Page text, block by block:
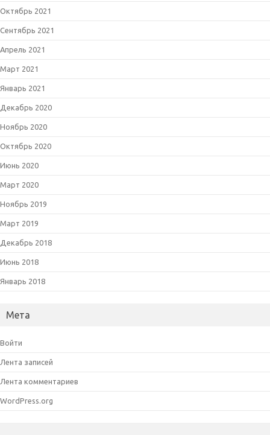
Октябрь 2021
Сентябрь 2021
Апрель 2021
Март 2021
Январь 2021
Декабрь 2020
Ноябрь 2020
Октябрь 2020
Июнь 2020
Март 2020
Ноябрь 2019
Март 2019
Декабрь 2018
Июнь 2018
Январь 2018
Мета
Войти
Лента записей
Лента комментариев
WordPress.org